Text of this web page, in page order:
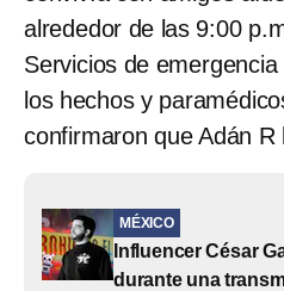
alrededor de las 9:00
Servicios de
los hechos y
confirmaron que Adán R
MÉXICO
Influencer César
durante una